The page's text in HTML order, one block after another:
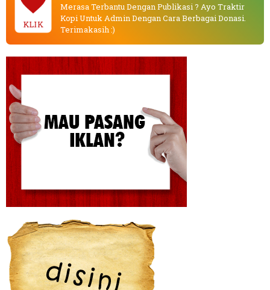
KLIK
Merasa Terbantu Dengan Publikasi ? Ayo Traktir
Kopi Untuk Admin Dengan Cara Berbagai Donasi.
Terimakasih :)